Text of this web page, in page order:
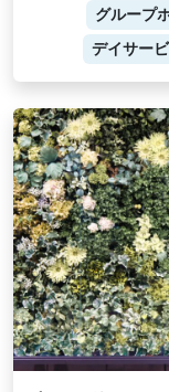
グループ
デイサー